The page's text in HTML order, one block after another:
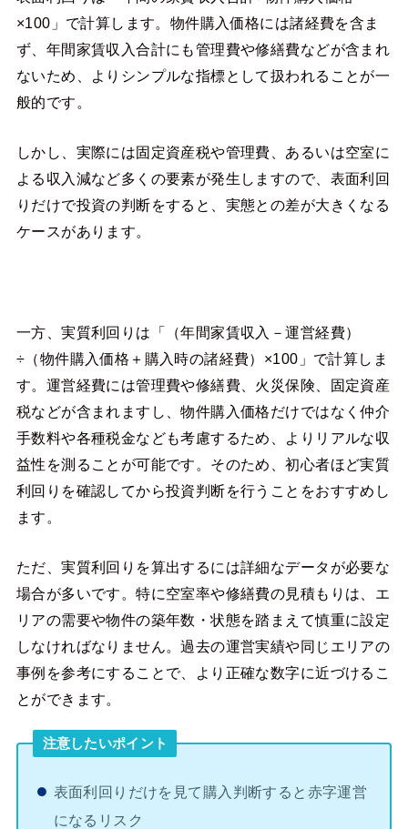
×100」で計算します。物件購入価格には諸経費を含ま
ず、年間家賃収入合計にも管理費や修繕費などが含まれ
ないため、よりシンプルな指標として扱われることが一
般的です。
しかし、実際には固定資産税や管理費、あるいは空室に
よる収入減など多くの要素が発生しますので、表面利回
りだけで投資の判断をすると、実態との差が大きくなる
ケースがあります。
一方、実質利回りは「（年間家賃収入－運営経費）
÷（物件購入価格＋購入時の諸経費）×100」で計算しま
す。運営経費には管理費や修繕費、火災保険、固定資産
税などが含まれますし、物件購入価格だけではなく仲介
手数料や各種税金なども考慮するため、よりリアルな収
益性を測ることが可能です。そのため、初心者ほど実質
利回りを確認してから投資判断を行うことをおすすめし
ます。
ただ、実質利回りを算出するには詳細なデータが必要な
場合が多いです。特に空室率や修繕費の見積もりは、エ
リアの需要や物件の築年数・状態を踏まえて慎重に設定
しなければなりません。過去の運営実績や同じエリアの
事例を参考にすることで、より正確な数字に近づけるこ
とができます。
注意したいポイント
表面利回りだけを見て購入判断すると赤字運営
になるリスク